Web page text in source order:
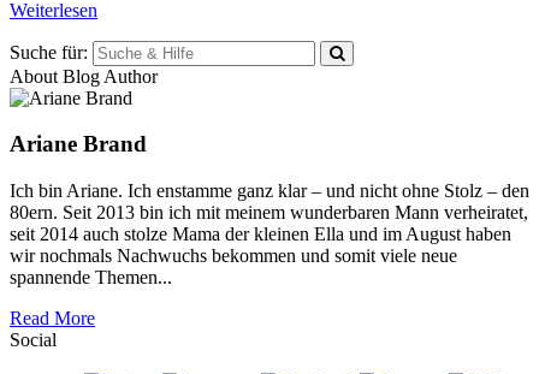
Weiterlesen
Suche für:
About Blog Author
Ariane Brand
Ich bin Ariane. Ich enstamme ganz klar – und nicht ohne Stolz – den
80ern. Seit 2013 bin ich mit meinem wunderbaren Mann verheiratet,
seit 2014 auch stolze Mama der kleinen Ella und im August haben
wir nochmals Nachwuchs bekommen und somit viele neue
spannende Themen...
Read More
Social